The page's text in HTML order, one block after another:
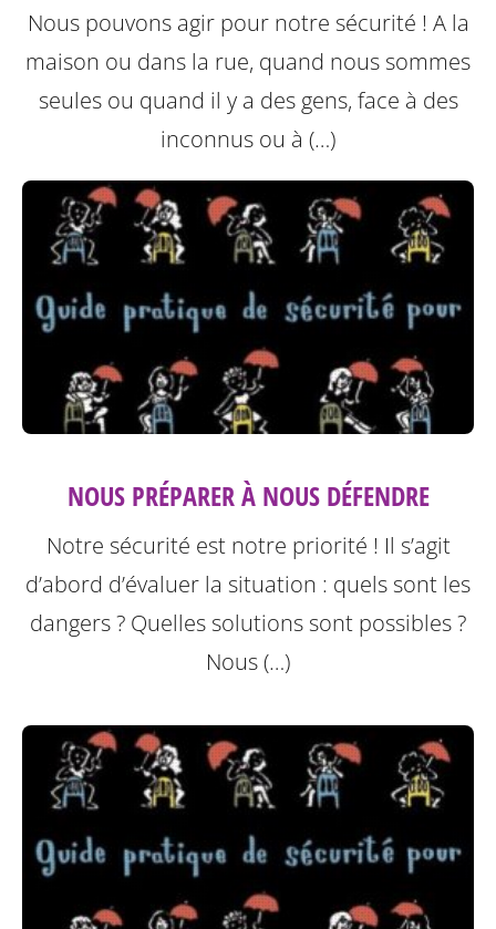
Nous pouvons agir pour notre sécurité ! A la
maison ou dans la rue, quand nous sommes
seules ou quand il y a des gens, face à des
inconnus ou à (…)
NOUS PRÉPARER À NOUS DÉFENDRE
Notre sécurité est notre priorité ! Il s’agit
d’abord d’évaluer la situation : quels sont les
dangers ? Quelles solutions sont possibles ?
Nous (…)